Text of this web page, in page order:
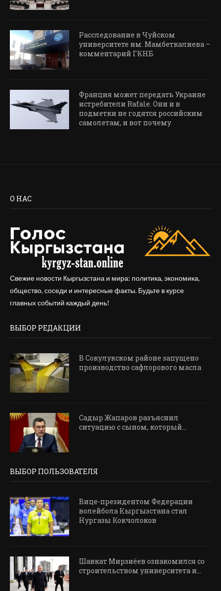
Расследование в Чуйском
университете им. Мамбеткалиева –
комментарий ГКНБ
Франция может передать Украине
истребители Rafale. Они и в
подметки не годятся российским
самолетам, и вот почему
О НАС
Свежие новости Кыргызстана и мира: политика, экономика,
общество, соседи и интересные факты. Будьте в курсе
главных событий каждый день!
ВЫБОР РЕДАКЦИИ
В Сокулукском районе запущено
производство сафлорового масла
Садыр Жапаров разъяснил
ситуацию с сыном, который...
ВЫБОР ПОЛЬЗОВАТЕЛЯ
Вице-президентом Федерации
волейбола Кыргызстана стал
Нургазы Кокчолоков
Шавкат Мирзиёев ознакомился со
строительством университета и...